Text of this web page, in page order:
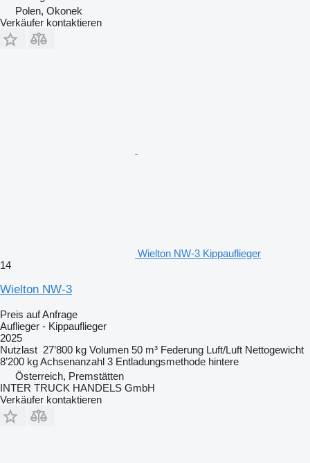
Polen, Okonek
Verkäufer kontaktieren
Wielton NW-3 Kippauflieger
14
Wielton NW-3
Preis auf Anfrage
Auflieger - Kippauflieger
2025
Nutzlast 27’800 kg Volumen 50 m³ Federung Luft/Luft Nettogewicht
8’200 kgAchsenanzahl 3 Entladungsmethode hintere
Österreich, Premstätten
INTER TRUCK HANDELS GmbH
Verkäufer kontaktieren